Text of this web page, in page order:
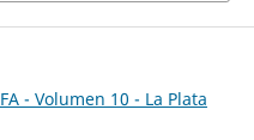
- Volumen 10 - La Plata